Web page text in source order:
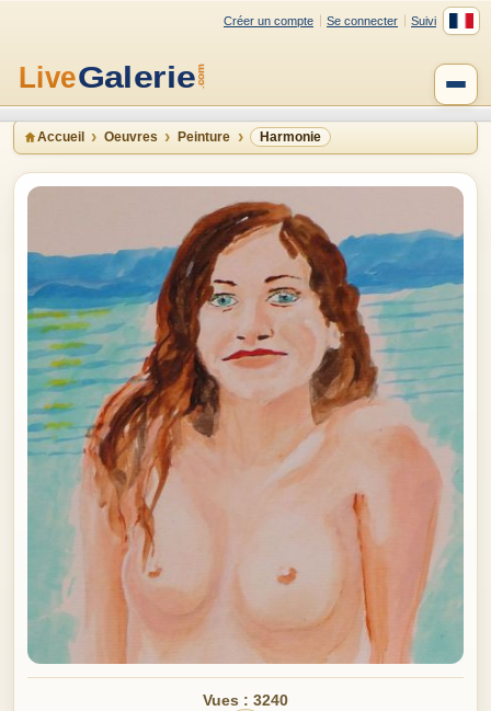
Créer un compte Se connecter Suivi
Accueil Oeuvres Peinture Harmonie
Vues : 3240